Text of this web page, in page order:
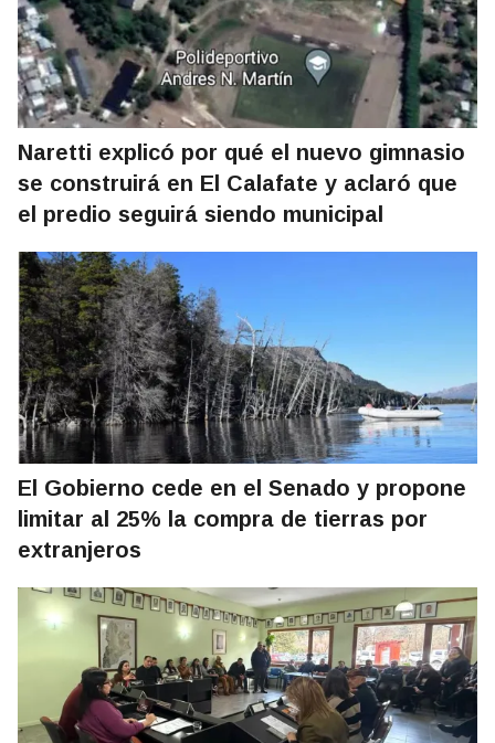
Naretti explicó por qué el nuevo gimnasio
se construirá en El Calafate y aclaró que
el predio seguirá siendo municipal
El Gobierno cede en el Senado y propone
limitar al 25% la compra de tierras por
extranjeros